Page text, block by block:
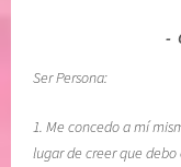
Ser Persona:
1. Me concedo a mí
lugar de creer que